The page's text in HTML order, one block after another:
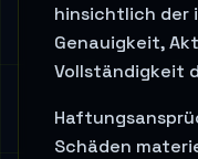
hinsichtlich der
Genauigkeit,
Vollständigkeit
Schäden